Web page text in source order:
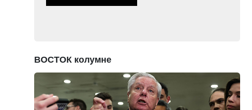
ВОСТОК колумне